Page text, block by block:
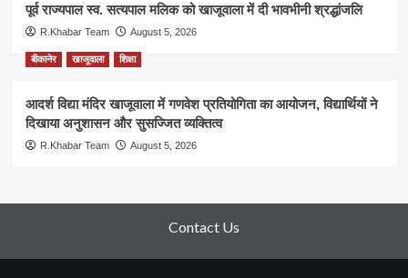
पूर्व राज्यपाल स्व. सत्यपाल मलिक को खाजूवाला में दी भावभीनी श्रद्धांजलि
R.Khabar Team August 5, 2026
बीकानेर खाजूवाला शिक्षा
आदर्श विद्या मंदिर खाजूवाला में गणवेश प्रतियोगिता का आयोजन, विद्यार्थियों ने
दिखाया अनुशासन और सुसज्जित व्यक्तित्व
R.Khabar Team August 5, 2026
Contact Us